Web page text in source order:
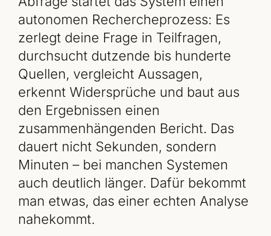
autonomen Rechercheprozess: Es
zerlegt deine Frage in Teilfragen,
durchsucht dutzende bis hunderte
Quellen, vergleicht Aussagen,
erkennt Widersprüche und baut aus
den Ergebnissen einen
zusammenhängenden Bericht. Das
dauert nicht Sekunden, sondern
Minuten – bei manchen Systemen
auch deutlich länger. Dafür bekommt
man etwas, das einer echten Analyse
nahekommt.